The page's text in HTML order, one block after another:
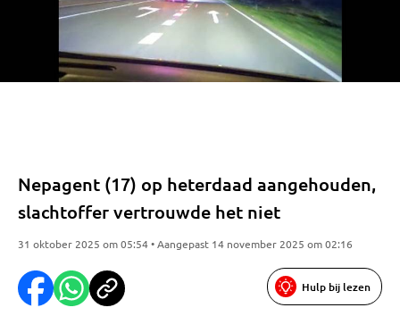
Nepagent (17) op heterdaad aangehouden,
slachtoffer vertrouwde het niet
31 oktober 2025 om 05:54 • Aangepast 14 november 2025 om 02:16
Hulp bij lezen